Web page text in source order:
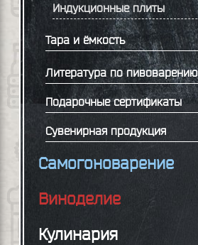
Индукционные плиты
Тара и ёмкость
Литература по пивоварению
Подарочные сертификаты
Сувенирная продукция
Самогоноварение
Виноделие
Кулинария